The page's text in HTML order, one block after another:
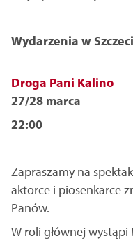
Wydarzenia w
Droga Pani Kalino
27/28 marca
22:00
Zapraszamy na
aktorce i piosenkarce
Panów.
W roli głównej wystąpi